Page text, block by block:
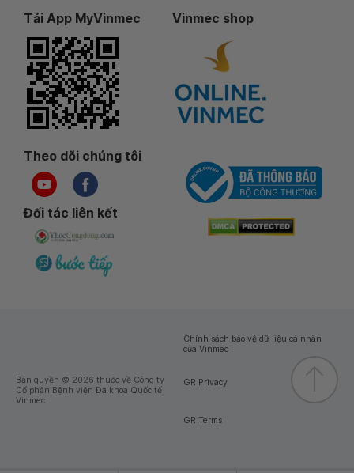
Tải App MyVinmec Vinmec shop
Theo dõi chúng tôi
Đối tác liên kết
Bản quyền © 2026 thuộc về Công ty
Cổ phần Bệnh viện Đa khoa Quốc tế
Vinmec
Chính sách bảo vệ dữ liệu cá nhân
của Vinmec
GR Privacy
GR Terms